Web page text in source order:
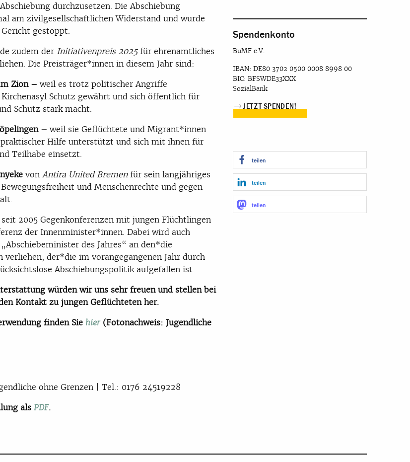
durchzusetzen. Die Abschiebung
am zivilgesellschaftlichen Widerstand und wurde
gestoppt.
zudem der Initiativenpreis 2025für ehrenamtliches
Die Preisträger*innen in diesem Jahr sind:
Zion – weil es trotz politischer Angriffe
Schutz gewährt und sich öffentlich für
Schutz stark macht.
– weil sie Geflüchtete und Migrant*innen
Hilfe unterstützt und sich mit ihnen für
Teilhabe einsetzt.
von Antira United Bremenfür sein langjähriges
und Menschenrechte und gegen
2005 Gegenkonferenzen mit jungen Flüchtlingen
der Innenminister*innen. Dabei wird auch
des Jahres“ an den*die
der*die im vorangegangenen Jahr durch
Abschiebungspolitik aufgefallen ist.
würden wir uns sehr freuen und stellen bei
Kontakt zu jungen Geflüchteten her.
finden Sie hier (Fotonachweis: Jugendliche
ohne Grenzen | Tel.: 0176 24519228
als PDF.
Spendenkonto
BuMF e.V.
IBAN: DE80 3702 0500 0008 8998 00
BIC: BFSWDE33XXX
SozialBank
JETZT SPENDEN!
teilen
teilen
teilen